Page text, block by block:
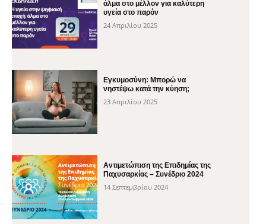
άλμα στο μέλλον για καλύτερη
υγεία στο παρόν
24 Απριλίου 2025
Εγκυμοσύνη: Μπορώ να
νηστέψω κατά την κύηση;
23 Απριλίου 2025
Αντιμετώπιση της Επιδημίας της
Παχυσαρκίας – Συνέδριο 2024
14 Σεπτεμβρίου 2024